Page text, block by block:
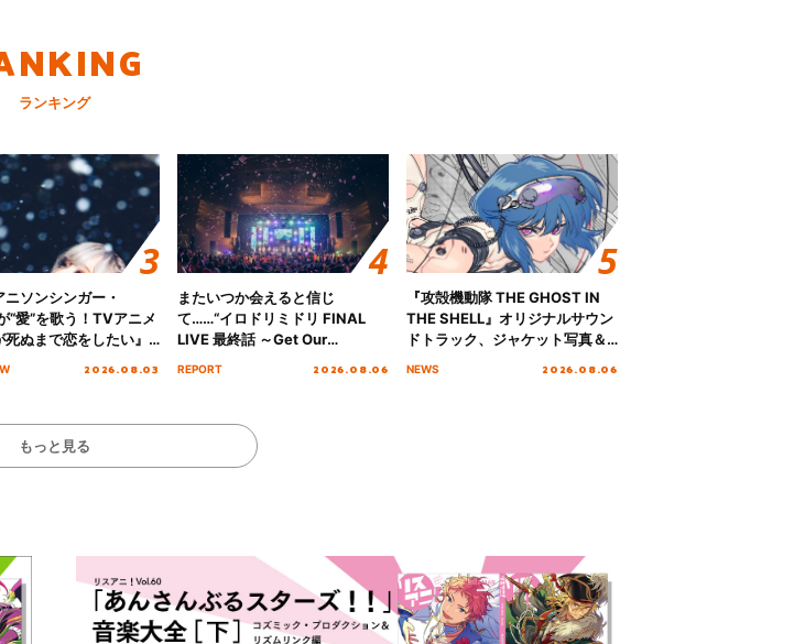
ランキング
ニソンシンガー・
“愛”を歌う！TVアニメ
死ぬまで恋をしたい』
2026.08.03
またいつか会えると信じ
て……“イロドリミドリ FINAL
LIVE 最終話 ～Get Our
REPORT 2026.08.06
『攻殻機動隊 THE GHOST IN
THE SHELL』オリジナルサウン
ドトラック、ジャケット写真＆
NEWS 2026.08.06
もっと見る